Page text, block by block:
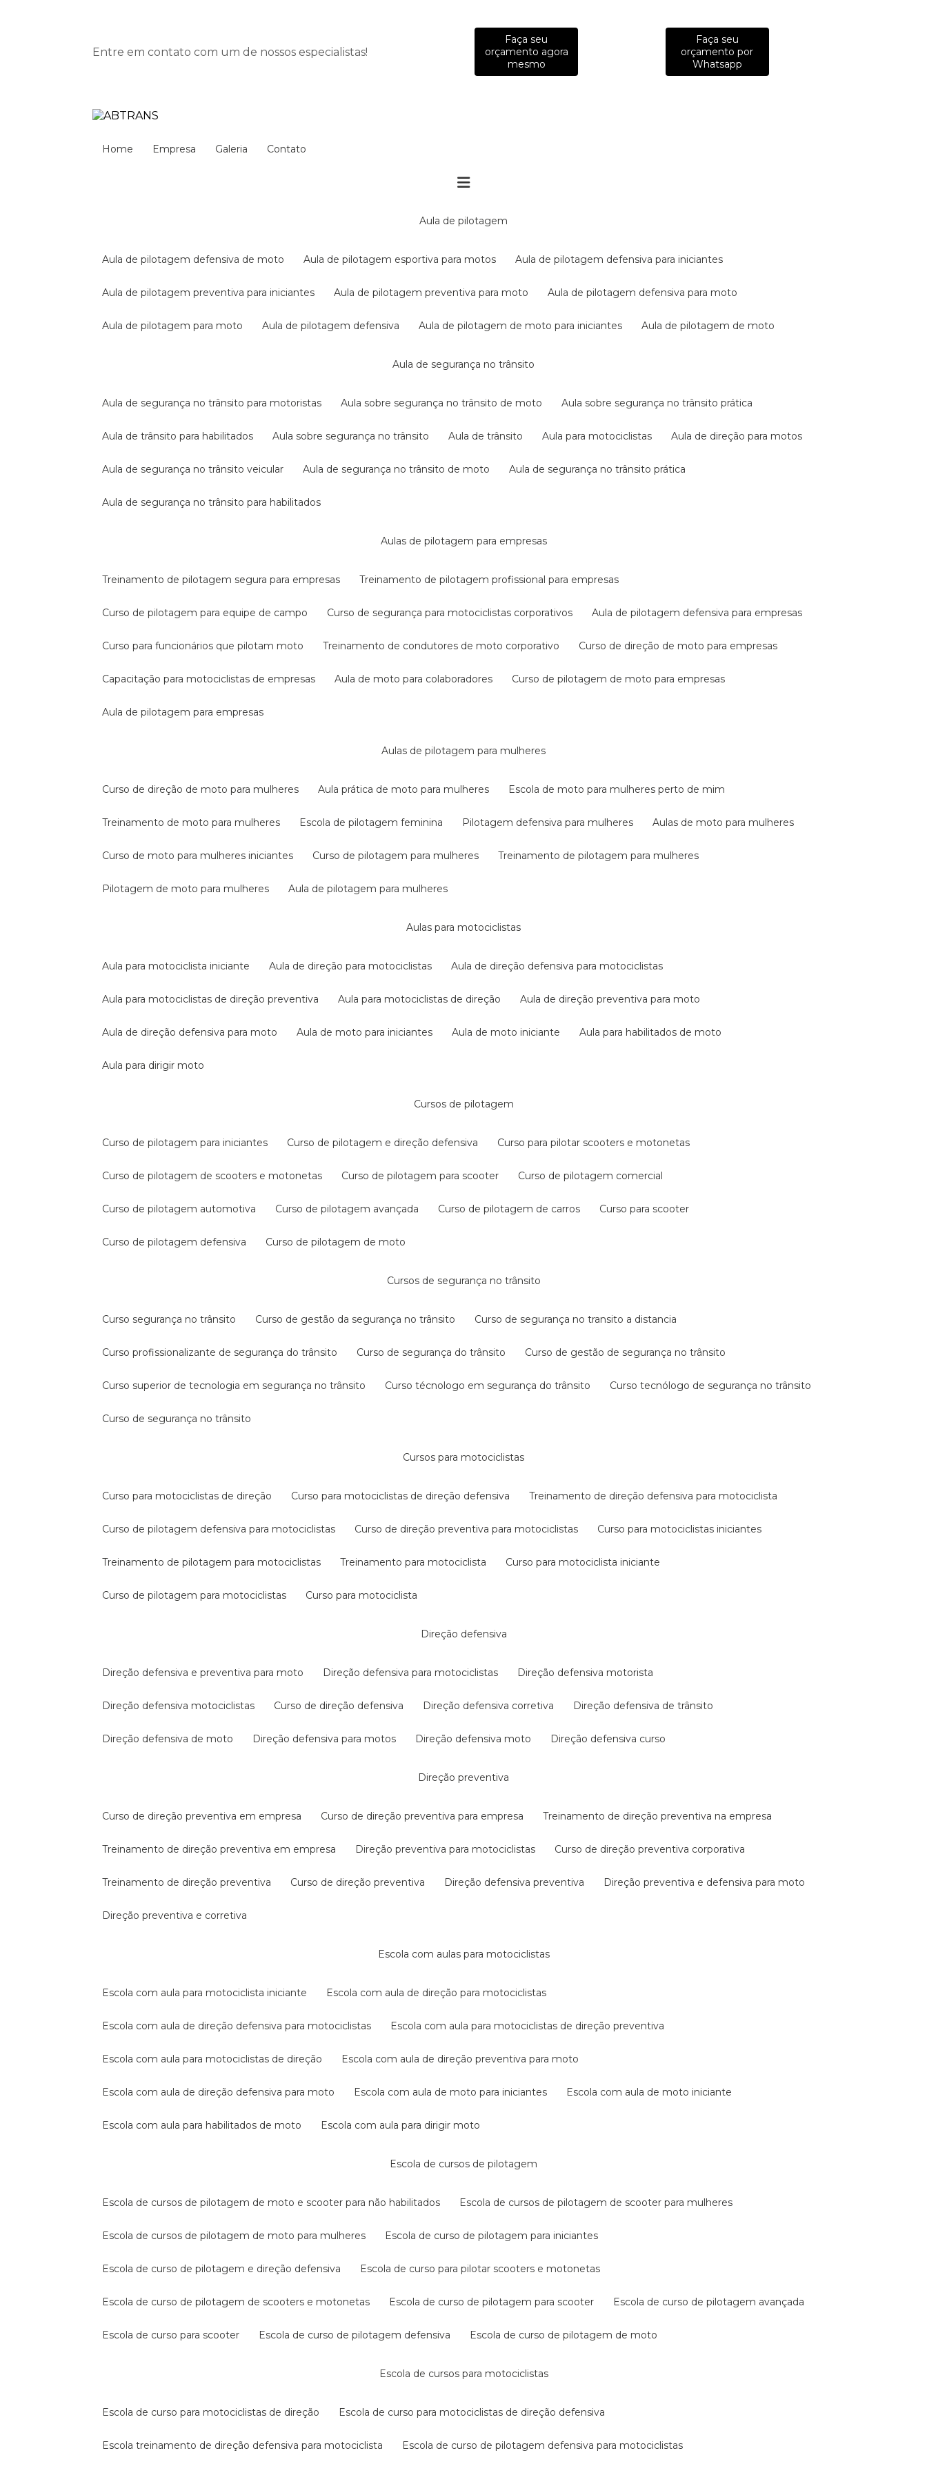
Entre em contato com um de nossos especialistas!
Faça seu
orçamento agora
mesmo
Faça seu
orçamento por
Whatsapp
Home Empresa Galeria Contato
aula de pilotagem
aula de pilotagem defensiva de moto aula de pilotagem esportiva para motos aula de pilotagem defensiva para iniciantes
aula de pilotagem preventiva para iniciantes aula de pilotagem preventiva para moto aula de pilotagem defensiva para moto
aula de pilotagem para moto aula de pilotagem defensiva aula de pilotagem de moto para iniciantes aula de pilotagem de moto
aula de segurança no trânsito
aula de segurança no trânsito para motoristas aula sobre segurança no trânsito de moto aula sobre segurança no trânsito prática
aula de trânsito para habilitados aula sobre segurança no trânsito aula de trânsito aula para motociclistas aula de direção para motos
aula de segurança no trânsito veicular aula de segurança no trânsito de moto aula de segurança no trânsito prática
aula de segurança no trânsito para habilitados
aulas de pilotagem para empresas
treinamento de pilotagem segura para empresas treinamento de pilotagem profissional para empresas
curso de pilotagem para equipe de campo curso de segurança para motociclistas corporativos aula de pilotagem defensiva para empresas
curso para funcionários que pilotam moto treinamento de condutores de moto corporativo curso de direção de moto para empresas
capacitação para motociclistas de empresas aula de moto para colaboradores curso de pilotagem de moto para empresas
aula de pilotagem para empresas
aulas de pilotagem para mulheres
curso de direção de moto para mulheres aula prática de moto para mulheres escola de moto para mulheres perto de mim
treinamento de moto para mulheres escola de pilotagem feminina pilotagem defensiva para mulheres aulas de moto para mulheres
curso de moto para mulheres iniciantes curso de pilotagem para mulheres treinamento de pilotagem para mulheres
pilotagem de moto para mulheres aula de pilotagem para mulheres
aulas para motociclistas
aula para motociclista iniciante aula de direção para motociclistas aula de direção defensiva para motociclistas
aula para motociclistas de direção preventiva aula para motociclistas de direção aula de direção preventiva para moto
aula de direção defensiva para moto aula de moto para iniciantes aula de moto iniciante aula para habilitados de moto
aula para dirigir moto
cursos de pilotagem
curso de pilotagem para iniciantes curso de pilotagem e direção defensiva curso para pilotar scooters e motonetas
curso de pilotagem de scooters e motonetas curso de pilotagem para scooter curso de pilotagem comercial
curso de pilotagem automotiva curso de pilotagem avançada curso de pilotagem de carros curso para scooter
curso de pilotagem defensiva curso de pilotagem de moto
cursos de segurança no trânsito
curso segurança no trânsito curso de gestão da segurança no trânsito curso de segurança no transito a distancia
curso profissionalizante de segurança do trânsito curso de segurança do trânsito curso de gestão de segurança no trânsito
curso superior de tecnologia em segurança no trânsito curso técnologo em segurança do trânsito curso tecnólogo de segurança no trânsito
curso de segurança no trânsito
cursos para motociclistas
curso para motociclistas de direção curso para motociclistas de direção defensiva treinamento de direção defensiva para motociclista
curso de pilotagem defensiva para motociclistas curso de direção preventiva para motociclistas curso para motociclistas iniciantes
treinamento de pilotagem para motociclistas treinamento para motociclista curso para motociclista iniciante
curso de pilotagem para motociclistas curso para motociclista
direção defensiva
direção defensiva e preventiva para moto direção defensiva para motociclistas direção defensiva motorista
direção defensiva motociclistas curso de direção defensiva direção defensiva corretiva direção defensiva de trânsito
direção defensiva de moto direção defensiva para motos direção defensiva moto direção defensiva curso
direção preventiva
curso de direção preventiva em empresa curso de direção preventiva para empresa treinamento de direção preventiva na empresa
treinamento de direção preventiva em empresa direção preventiva para motociclistas curso de direção preventiva corporativa
treinamento de direção preventiva curso de direção preventiva direção defensiva preventiva direção preventiva e defensiva para moto
direção preventiva e corretiva
escola com aulas para motociclistas
escola com aula para motociclista iniciante escola com aula de direção para motociclistas
escola com aula de direção defensiva para motociclistas escola com aula para motociclistas de direção preventiva
escola com aula para motociclistas de direção escola com aula de direção preventiva para moto
escola com aula de direção defensiva para moto escola com aula de moto para iniciantes escola com aula de moto iniciante
escola com aula para habilitados de moto escola com aula para dirigir moto
escola de cursos de pilotagem
escola de cursos de pilotagem de moto e scooter para não habilitados escola de cursos de pilotagem de scooter para mulheres
escola de cursos de pilotagem de moto para mulheres escola de curso de pilotagem para iniciantes
escola de curso de pilotagem e direção defensiva escola de curso para pilotar scooters e motonetas
escola de curso de pilotagem de scooters e motonetas escola de curso de pilotagem para scooter escola de curso de pilotagem avançada
escola de curso para scooter escola de curso de pilotagem defensiva escola de curso de pilotagem de moto
escola de cursos para motociclistas
escola de curso para motociclistas de direção escola de curso para motociclistas de direção defensiva
escola treinamento de direção defensiva para motociclista escola de curso de pilotagem defensiva para motociclistas